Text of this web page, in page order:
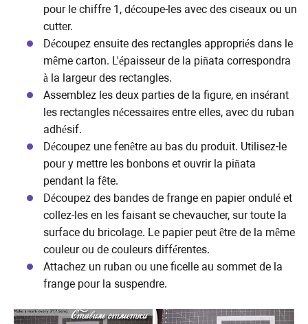
pour le chiffre 1, découpe-les avec des ciseaux ou un
cutter.
Découpez ensuite des rectangles appropriés dans le
même carton. L'épaisseur de la piñata correspondra
à la largeur des rectangles.
Assemblez les deux parties de la figure, en insérant
les rectangles nécessaires entre elles, avec du ruban
adhésif.
Découpez une fenêtre au bas du produit. Utilisez-le
pour y mettre les bonbons et ouvrir la piñata
pendant la fête.
Découpez des bandes de frange en papier ondulé et
collez-les en les faisant se chevaucher, sur toute la
surface du bricolage. Le papier peut être de la même
couleur ou de couleurs différentes.
Attachez un ruban ou une ficelle au sommet de la
frange pour la suspendre.